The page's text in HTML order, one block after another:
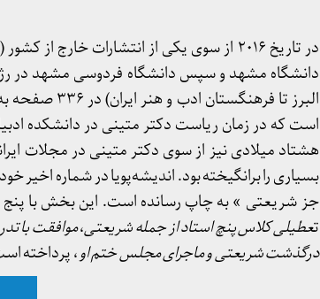
در تاریخ ۲۰۱۶ از سوی یکی از انتشارات
دانشگاه مشهد و سپس دانشگاه فردوسی مشهد در
البرز تا
است که در زمان ریاست دکتر متینی در دانشکده
هشتاد میلادی نیز از سوی دکتر متینی در مجلات
جز شریعتی » به چاپ رسانده است. این بخش با پنج
تعطیلی کلاس پنچ استاد از جمله شریعتی،موافقت با
درگذشت شریعتی و ماجرای مجلس ختم او، پرداخته